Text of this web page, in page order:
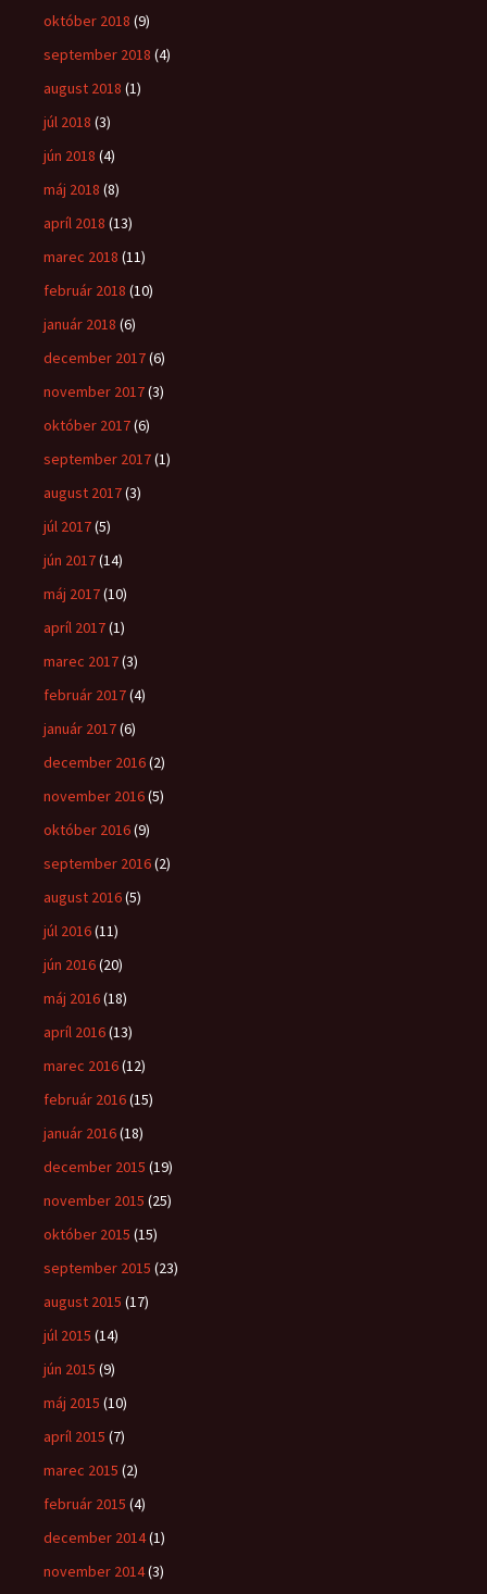
október 2018 (9)
september 2018 (4)
august 2018 (1)
júl 2018 (3)
jún 2018 (4)
máj 2018 (8)
apríl 2018 (13)
marec 2018 (11)
február 2018 (10)
január 2018 (6)
december 2017(6)
november 2017(3)
október 2017(6)
september 2017(1)
august 2017(3)
júl 2017(5)
jún 2017(14)
máj 2017(10)
apríl 2017(1)
marec 2017(3)
február 2017(4)
január 2017(6)
december 2016(2)
november 2016(5)
október 2016(9)
september 2016(2)
august 2016(5)
júl 2016(11)
jún 2016(20)
máj 2016(18)
apríl 2016(13)
marec 2016(12)
február 2016(15)
január 2016(18)
december 2015 (19)
november 2015 (25)
október 2015 (15)
september 2015 (23)
august 2015 (17)
júl 2015 (14)
jún 2015 (9)
máj 2015 (10)
apríl 2015 (7)
marec 2015 (2)
február 2015 (4)
december 2014(1)
november 2014(3)